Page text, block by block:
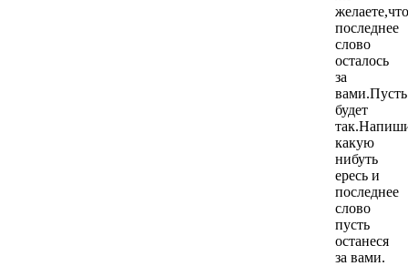
последнее
слово
осталось
за
вами.Пусть
будет
какую
нибуть
ересь и
последнее
слово
пусть
останеся
за вами.